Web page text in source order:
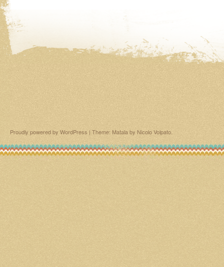
Proudly powered by WordPress | Theme: Matala by Nicolo Volpato